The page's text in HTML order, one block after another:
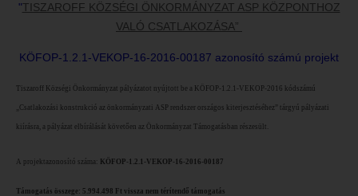
"TISZAROFF KÖZSÉGI ÖNKORMÁNYZAT ASP KÖZPONTHOZ
VALÓ CSATLAKOZÁSA”
KÖFOP-1.2.1-VEKOP-16-2016-00187 azonosító számú projekt
Tiszaroff Községi Önkormányzat pályázatot nyújtott be a KÖFOP-1.2.1-VEKOP-2016 kódszámú
„Csatlakozási konstrukció az önkormányzati ASP rendszer országos kiterjesztéséhez” tárgyú pályázati
kiírásra, a pályázat elbírálását követően az Önkormányzat Támogatásban részesült.
A projektazonosító száma: KÖFOP-1.2.1-VEKOP-16-2016-00187
Támogatás összege: 5.994.498 Ft vissza nem térítendő támogatás